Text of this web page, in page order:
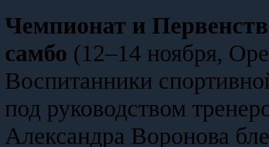
Чемпионат и
самбо (12–14 ноября,
Воспитанники
под руководством
Александра Воронова